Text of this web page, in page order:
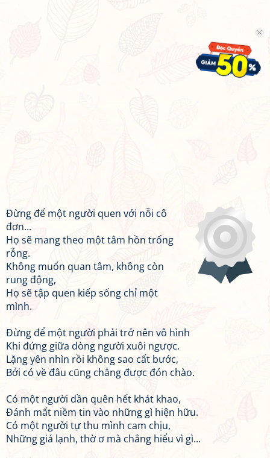
Đừng để một người quen với nỗi cô
đơn...
Họ sẽ mang theo một tâm hồn trống
rỗng.
Không muốn quan tâm, không còn
rung động,
Họ sẽ tập quen kiếp sống chỉ một
mình.
Đừng để một người phải trở nên vô hình
Khi đứng giữa dòng người xuôi ngược.
Lặng yên nhìn rồi không sao cất bước,
Bởi có về đâu cũng chẳng được đón chào.
Có một người dần quên hết khát khao,
Đánh mất niềm tin vào những gì hiện hữu.
Có một người tự thu mình cam chịu,
Những giá lạnh, thờ ơ mà chẳng hiểu vì gì...